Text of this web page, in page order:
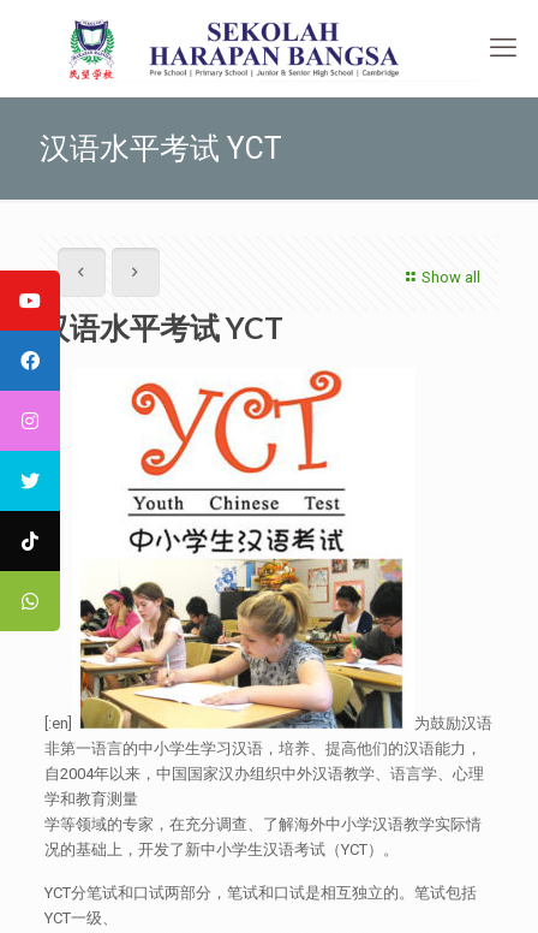
汉语水平考试 YCT
Show all
汉语水平考试 YCT
[:en]
为鼓励汉语
非第一语言的中小学生学习汉语，培养、提高他们的汉语能力，
自2004年以来，中国国家汉办组织中外汉语教学、语言学、心理
学和教育测量
学等领域的专家，在充分调查、了解海外中小学汉语教学实际情
况的基础上，开发了新中小学生汉语考试（YCT）。
YCT分笔试和口试两部分，笔试和口试是相互独立的。笔试包括
YCT一级、